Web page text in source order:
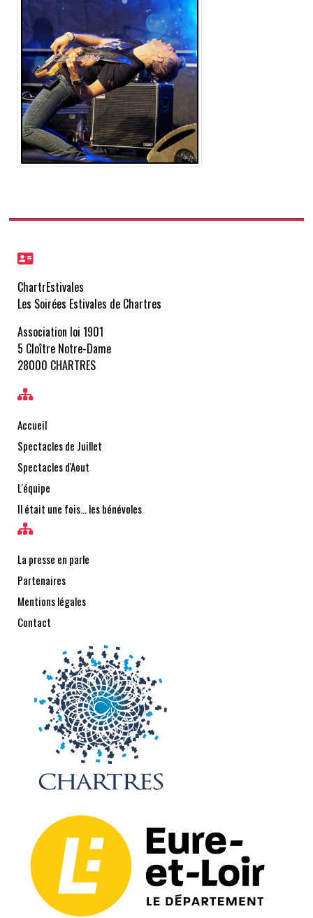
ChartrEstivales
Les Soirées Estivales de Chartres
Association loi 1901
5 Cloître Notre-Dame
28000 CHARTRES
Accueil
Spectacles de Juillet
Spectacles d'Aout
L'équipe
Il était une fois… les bénévoles
La presse en parle
Partenaires
Mentions légales
Contact